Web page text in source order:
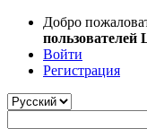
Добро
пользователей
Войти
Регистрация